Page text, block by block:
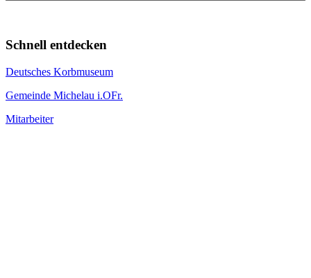
Schnell entdecken
Deutsches Korbmuseum
Gemeinde Michelau i.OFr.
Mitarbeiter